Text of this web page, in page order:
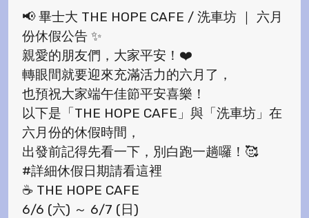
📢 畢士大 THE HOPE CAFE / 洗車坊 ｜ 六月
份休假公告 ✨
親愛的朋友們，大家平安！❤️
轉眼間就要迎來充滿活力的六月了，
也預祝大家端午佳節平安喜樂！
以下是「THE HOPE CAFE」與「洗車坊」在
六月份的休假時間，
出發前記得先看一下，別白跑一趟囉！🥰
#詳細休假日期請看這裡
☕️ THE HOPE CAFE
6/6 (六) ～ 6/7 (日)